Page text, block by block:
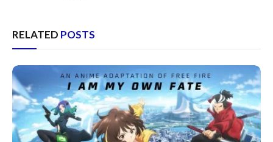
RELATED POSTS